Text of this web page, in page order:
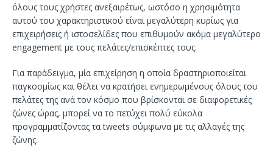
όλους τους χρήστες ανεξαιρέτως, ωστόσο η χρησιμότητα
αυτού του χαρακτηριστικού είναι μεγαλύτερη κυρίως για
επιχειρήσεις ή ιστοσελίδες που επιθυμούν ακόμα μεγαλύτερο
engagement με τους πελάτες/επισκέπτες τους.
Για παράδειγμα, μία επιχείρηση η οποία δραστηριοποιείται
παγκοσμίως και θέλει να κρατήσει ενημερωμένους όλους του
πελάτες της ανά τον κόσμο που βρίσκονται σε διαφορετικές
ζώνες ώρας, μπορεί να το πετύχει πολύ εύκολα
προγραμματίζοντας τα tweets σύμφωνα με τις αλλαγές της
ζώνης.